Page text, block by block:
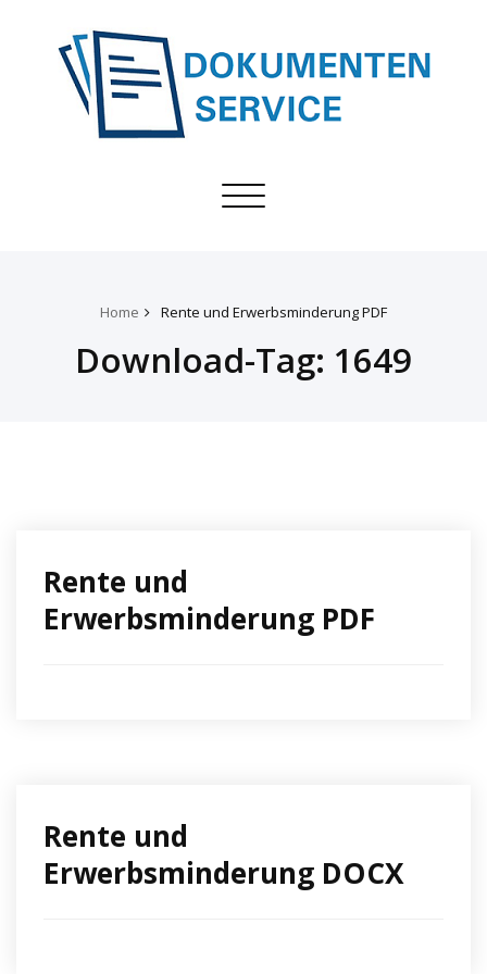
Toggle
Home Rente und Erwerbsminderung PDF
Download-Tag: 1649
Rente und
Erwerbsminderung PDF
Rente und
Erwerbsminderung DOCX